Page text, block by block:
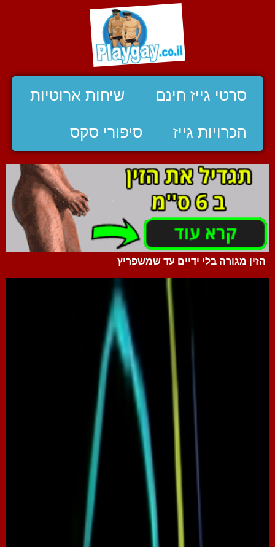
סרטי גייז חינם שיחות ארוטיות
הכרויות גייז סיפורי סקס
הזין מגורה בלי ידיים עד שמשפריץ